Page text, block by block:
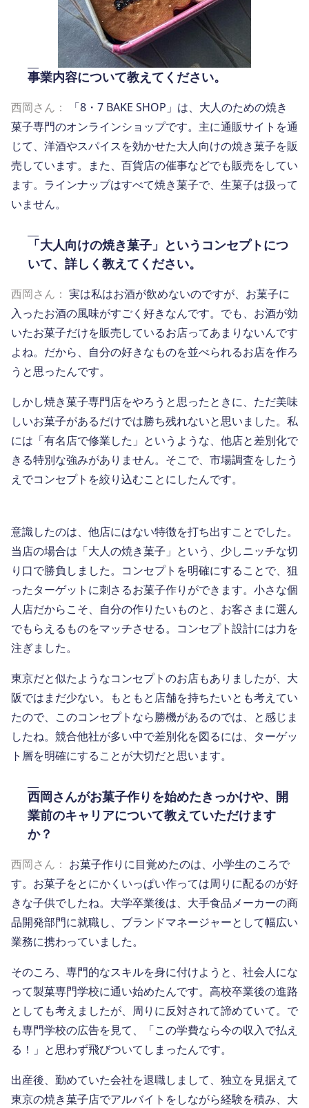
事業内容について教えてください。
西岡さん：
「8・7 BAKE SHOP」は、大人のための焼き
菓子専門のオンラインショップです。主に通販サイトを通
じて、洋酒やスパイスを効かせた大人向けの焼き菓子を販
売しています。また、百貨店の催事などでも販売をしてい
ます。ラインナップはすべて焼き菓子で、生菓子は扱って
いません。
「大人向けの焼き菓子」というコンセプトにつ
いて、詳しく教えてください。
西岡さん： 実は私はお酒が飲めないのですが、お菓子に
入ったお酒の風味がすごく好きなんです。でも、お酒が効
いたお菓子だけを販売しているお店ってあまりないんです
よね。だから、自分の好きなものを並べられるお店を作ろ
うと思ったんです。
しかし焼き菓子専門店をやろうと思ったときに、ただ美味
しいお菓子があるだけでは勝ち残れないと思いました。私
には「有名店で修業した」というような、他店と差別化で
きる特別な強みがありません。そこで、市場調査をしたう
えでコンセプトを絞り込むことにしたんです。
意識したのは、他店にはない特徴を打ち出すことでした。
当店の場合は「大人の焼き菓子」という、少しニッチな切
り口で勝負しました。コンセプトを明確にすることで、狙
ったターゲットに刺さるお菓子作りができます。小さな個
人店だからこそ、自分の作りたいものと、お客さまに選ん
でもらえるものをマッチさせる。コンセプト設計には力を
注ぎました。
東京だと似たようなコンセプトのお店もありましたが、大
阪ではまだ少ない。もともと店舗を持ちたいとも考えてい
たので、このコンセプトなら勝機があるのでは、と感じま
したね。競合他社が多い中で差別化を図るには、ターゲッ
ト層を明確にすることが大切だと思います。
西岡さんがお菓子作りを始めたきっかけや、開
業前のキャリアについて教えていただけます
か？
西岡さん： お菓子作りに目覚めたのは、小学生のころで
す。お菓子をとにかくいっぱい作っては周りに配るのが好
きな子供でしたね。大学卒業後は、大手食品メーカーの商
品開発部門に就職し、ブランドマネージャーとして幅広い
業務に携わっていました。
そのころ、専門的なスキルを身に付けようと、社会人にな
って製菓専門学校に通い始めたんです。高校卒業後の進路
としても考えましたが、周りに反対されて諦めていて。で
も専門学校の広告を見て、「この学費なら今の収入で払え
る！」と思わず飛びついてしまったんです。
出産後、勤めていた会社を退職しまして、独立を見据えて
東京の焼き菓子店でアルバイトをしながら経験を積み、大